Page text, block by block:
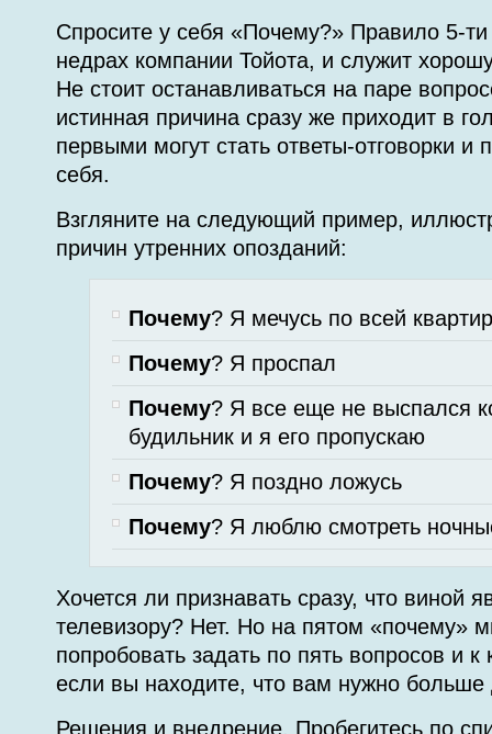
Спросите у себя «Почему?» Правило 5-
недрах компании Тойота, и служит
Не стоит останавливаться на паре
истинная причина сразу же приходит в
первыми могут стать ответы-отговорки и
себя.
Взгляните на следующий пример,
причин утренних опозданий:
Почему? Я мечусь по всей
Почему? Я проспал
Почему? Я все еще не выспался
будильник и я его пропускаю
Почему? Я поздно ложусь
Почему? Я люблю смотреть
Хочется ли признавать сразу, что виной
телевизору? Нет. Но на пятом «почему»
попробовать задать по пять вопросов и к
если вы находите, что вам нужно больше
Решения и внедрение. Пробегитесь по